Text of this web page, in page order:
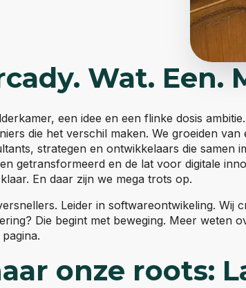
Wat. Een.
een idee en een flinke dosis
die het verschil maken. We groeiden
strategen en ontwikkelaars die samen
getransformeerd en de lat voor digitale
En daar zijn we mega trots op.
Leider in softwareontwikeling. Wij
Die begint met beweging. Meer weten
onze roots: